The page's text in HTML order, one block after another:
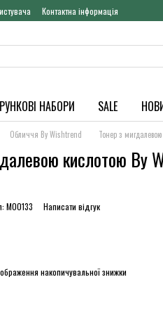
Контактна інформація
НАБОРИ SALE
Обличчя By Wishtrend Тонер з
кислотою
M00133 Написати відгук
накопичувальної знижки